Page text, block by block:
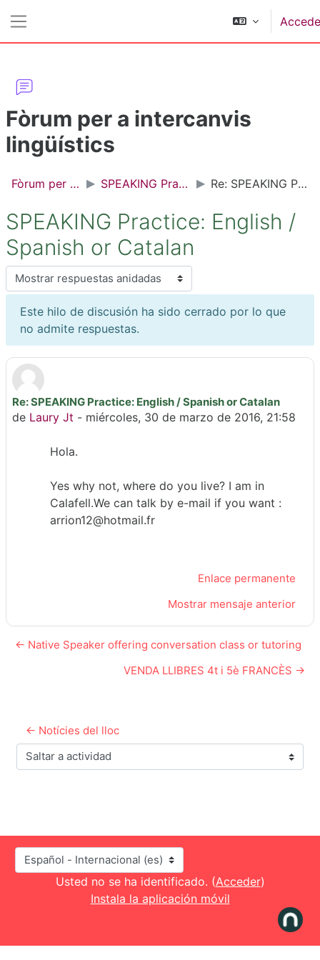
Fòrum per a intercanvis
lingüístics
Fòrum per a intercanvis lingüístics SPEAKING Practice: English / Spanish or Catalan Re: SPEAKING Practice: English / Spanish or Catalan
SPEAKING Practice: English /
Spanish or Catalan
Mostrar modo
Este hilo de discusión ha sido cerrado por lo que
no admite respuestas.
Re: SPEAKING Practice: English / Spanish or Catalan
de Laury Jt - miércoles, 30 de marzo de 2016, 21:58
Número de respuestas: 0
Hola.
Yes why not, where do you live? I am in
Calafell.We can talk by e-mail if you want :
arrion12@hotmail.fr
Enlace permanente
Mostrar mensaje anterior
← Native Speaker offering conversation class or tutoring
VENDA LLIBRES 4t i 5è FRANCÈS →
← Notícies del lloc
Saltar a actividad
Idioma
Usted no se ha identificado. (Acceder)
Instala la aplicación móvil